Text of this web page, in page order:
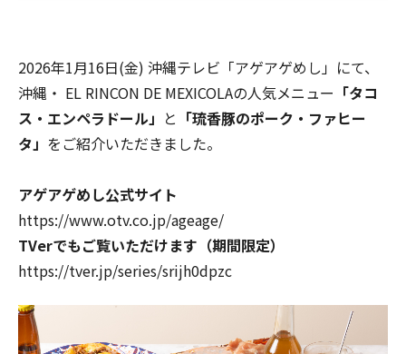
2026年1月16日(金) 沖縄テレビ「アゲアゲめし」にて、
沖縄・ EL RINCON DE MEXICOLAの人気メニュー 「タコ
ス・エンペラドール」 と 「琉香豚のポーク・ファヒー
タ」 をご紹介いただきました。
アゲアゲめし公式サイト
https://www.otv.co.jp/ageage/
TVerでもご覧いただけます（期間限定）
https://tver.jp/series/srijh0dpzc